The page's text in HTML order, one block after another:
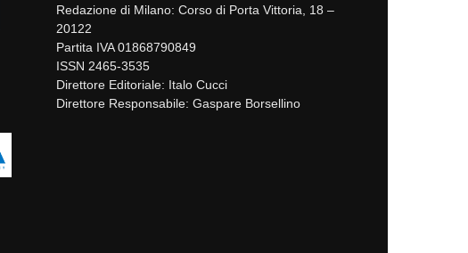
Redazione di Milano: Corso di Porta Vittoria, 18 –
20122
Partita IVA 01868790849
ISSN 2465-3535
Direttore Editoriale: Italo Cucci
Direttore Responsabile: Gaspare Borsellino